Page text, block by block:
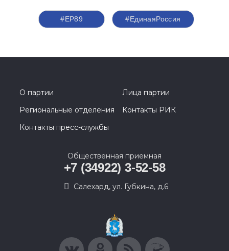
#ЕР89 #‎ЕдинаяРоссия
О партии
Лица партии
Региональные отделения
Контакты РИК
Контакты пресс-службы
Общественная приемная
+7 (34922) 3-52-58
Салехард, ул. Губкина, д.6